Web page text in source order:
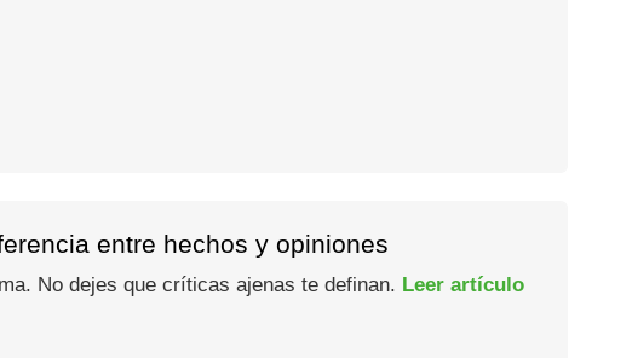
entre hechos y opiniones
No dejes que críticas ajenas te definan. Leer artículo